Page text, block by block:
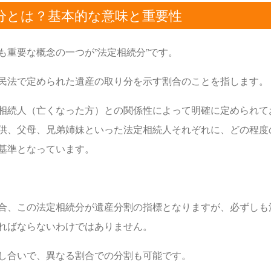
とは？基本的な意味と重要性
要な概念の一つが”法定相続分”です。
法で定められた遺産の取り分を示す割合のことを指します。
続人（亡くなった方）との関係性によって明確に定められ
、父母、兄弟姉妹といった法定相続人それぞれに、どの程
準となっています。
、この法定相続分が遺産分割の指標となりますが、必ずし
ばならないわけではありません。
合いで、異なる割合での分割も可能です。